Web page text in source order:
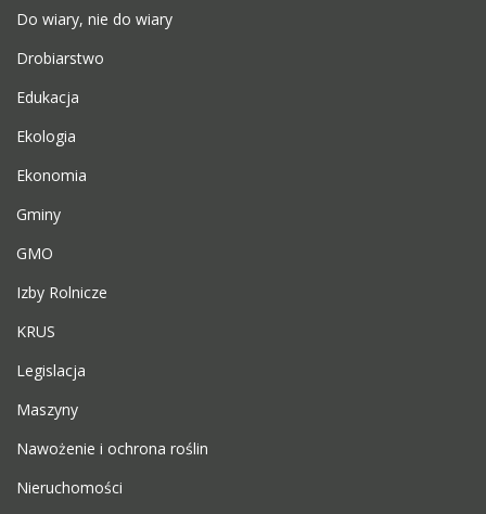
Do wiary, nie do wiary
Drobiarstwo
Edukacja
Ekologia
Ekonomia
Gminy
GMO
Izby Rolnicze
KRUS
Legislacja
Maszyny
Nawożenie i ochrona roślin
Nieruchomości